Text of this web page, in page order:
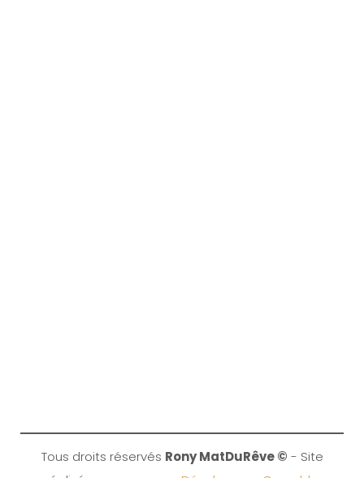
Tous droits réservés Rony MatDuRêve © - Site